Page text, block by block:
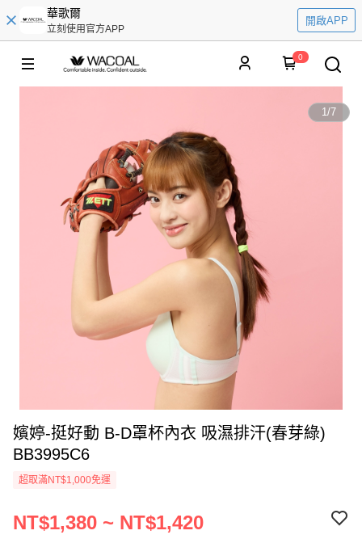
華歌爾
立刻使用官方APP
開啟APP
0
1/7
嬪婷-挺好動 B-D罩杯內衣 吸濕排汗(春芽綠)
BB3995C6
超取滿NT$1,000免運
NT$1,380 ~ NT$1,420